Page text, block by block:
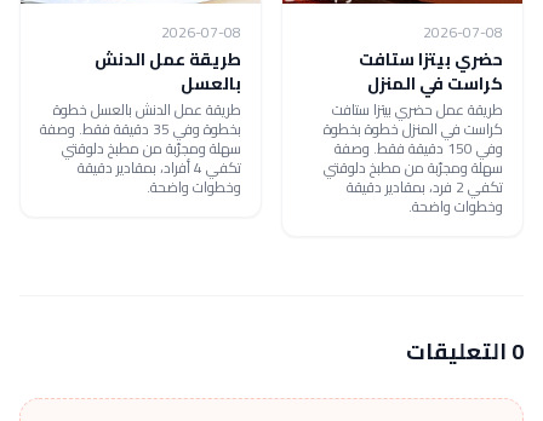
2026-07-08
حضري بيتزا ستافت
كراست في المنزل
طريقة عمل حضري بيتزا ستافت
كراست في المنزل خطوة بخطوة
وفي 150 دقيقة فقط. وصفة
سهلة ومجرّبة من مطبخ دلوقتي
تكفي 2 فرد، بمقادير دقيقة
وخطوات واضحة.
2026-07-08
طريقة عمل الدنش
بالعسل
طريقة عمل الدنش بالعسل خطوة
بخطوة وفي 35 دقيقة فقط. وصفة
سهلة ومجرّبة من مطبخ دلوقتي
تكفي 4 أفراد، بمقادير دقيقة
وخطوات واضحة.
0 التعليقات